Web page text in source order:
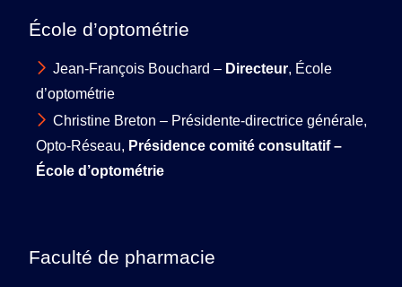
École d’optométrie
Jean-François Bouchard – Directeur, École
d’optométrie
Christine Breton – Présidente-directrice générale,
Opto-Réseau, Présidence comité consultatif –
École d’optométrie
Faculté de pharmacie